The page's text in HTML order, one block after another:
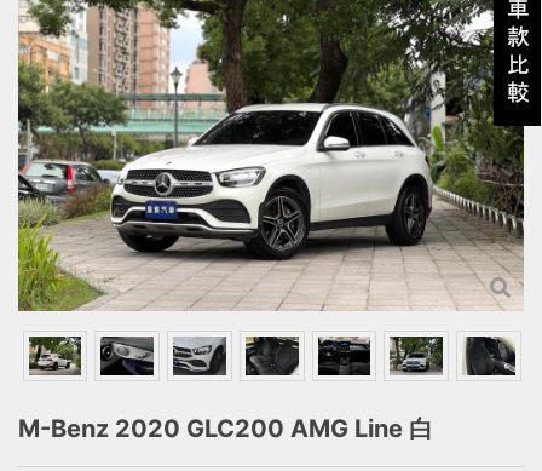
M-Benz 2020 GLC200 AMG Line 白